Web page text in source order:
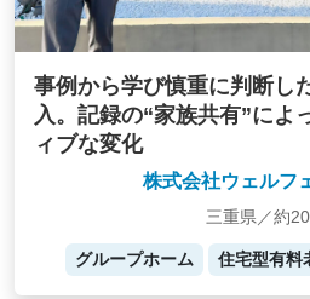
事例から学び慎重に判断し
入。記録の“家族共有”によ
ィブな変化
株式会社ウェルフ
三重県／約
グループホーム 住宅型有料